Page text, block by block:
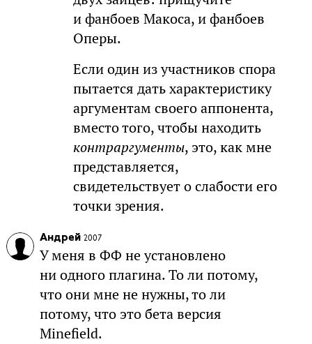
и фанбоев Макоса, и фанбоев
Оперы.
Если один из участников спора
пытается дать характеристику
аргументам своего аппонента,
вместо того, чтобы находить
контраргументы, это, как мне
представляется,
свидетельствует о слабости его
точки зрения.
Андрей 2007
У меня в ФФ не установлено
ни одного плагина. То ли потому,
что они мне не нужны, то ли
потому, что это бета версия
Minefield.